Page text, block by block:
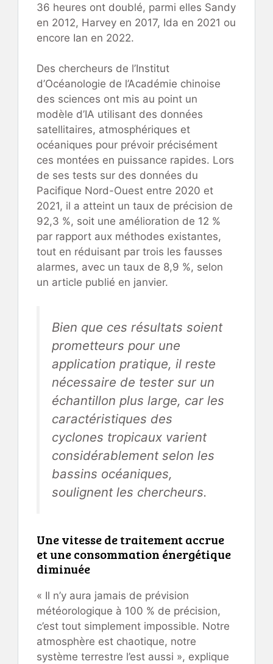
36 heures ont doublé, parmi elles Sandy
en 2012, Harvey en 2017, Ida en 2021 ou
encore Ian en 2022.
Des chercheurs de l’Institut
d’Océanologie de l’Académie chinoise
des sciences ont mis au point un
modèle d’IA utilisant des données
satellitaires, atmosphériques et
océaniques pour prévoir précisément
ces montées en puissance rapides. Lors
de ses tests sur des données du
Pacifique Nord-Ouest entre 2020 et
2021, il a atteint un taux de précision de
92,3 %, soit une amélioration de 12 %
par rapport aux méthodes existantes,
tout en réduisant par trois les fausses
alarmes, avec un taux de 8,9 %, selon
un article publié en janvier.
Bien que ces résultats soient
prometteurs pour une
application pratique, il reste
nécessaire de tester sur un
échantillon plus large, car les
caractéristiques des
cyclones tropicaux varient
considérablement selon les
bassins océaniques,
soulignent les chercheurs.
Une vitesse de traitement accrue
et une consommation énergétique
diminuée
« Il n’y aura jamais de prévision
météorologique à 100 % de précision,
c’est tout simplement impossible. Notre
atmosphère est chaotique, notre
système terrestre l’est aussi », explique